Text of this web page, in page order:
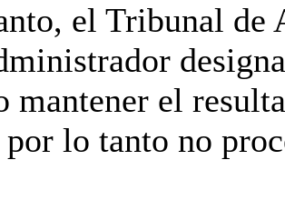
el Tribunal
mantener el
lo tanto no